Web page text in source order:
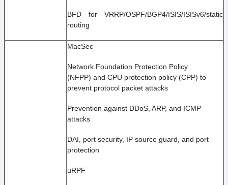
BFD for VRRP/OSPF/BGP4/ISIS/ISISv6/static
routing
MacSec
Network Foundation Protection Policy
(NFPP) and CPU protection policy (CPP) to
prevent protocol packet attacks
Prevention against DDoS, ARP, and ICMP
attacks
DAI, port security, IP source guard, and port
protection
uRPF